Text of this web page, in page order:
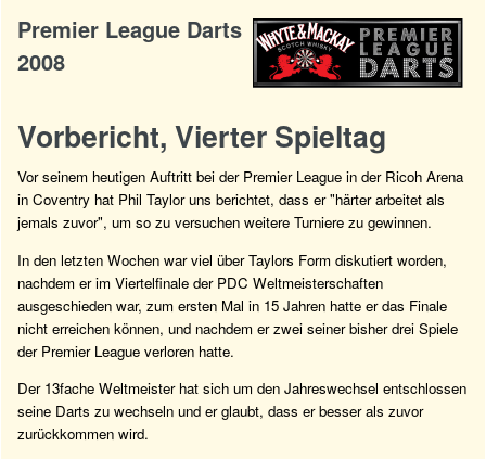
Premier League Darts
2008
Vorbericht, Vierter Spieltag
Vor seinem heutigen Auftritt bei der Premier League in der Ricoh Arena
in Coventry hat Phil Taylor uns berichtet, dass er "härter arbeitet als
jemals zuvor", um so zu versuchen weitere Turniere zu gewinnen.
In den letzten Wochen war viel über Taylors Form diskutiert worden,
nachdem er im Viertelfinale der PDC Weltmeisterschaften
ausgeschieden war, zum ersten Mal in 15 Jahren hatte er das Finale
nicht erreichen können, und nachdem er zwei seiner bisher drei Spiele
der Premier League verloren hatte.
Der 13fache Weltmeister hat sich um den Jahreswechsel entschlossen
seine Darts zu wechseln und er glaubt, dass er besser als zuvor
zurückkommen wird.